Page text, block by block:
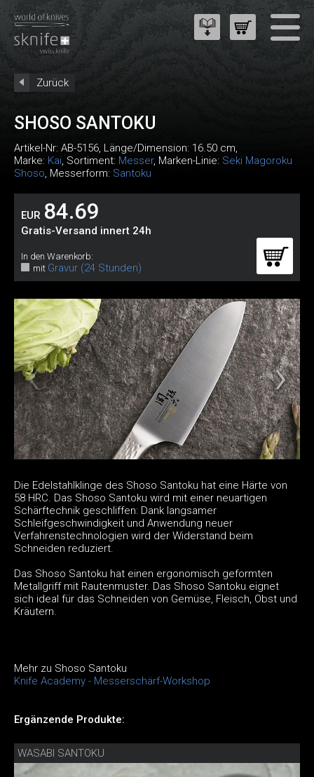
Zurück
SHOSO SANTOKU
Artikel-Nr: AB-5156, Länge/Dimension: 16.50 cm,
Marke: Kai, Sortiment: Messer, Marken-Linie: Seki Magoroku
Shoso, Messerform: Santoku
EUR 84.69
Gratis-Versand innert 24h
In den Warenkorb:
mit Gravur (24 Stunden)
Die Edelstahlklinge des Shoso Santoku hat eine Härte von
58 HRC. Das Shoso Santoku wird mit einer neuartigen
Schärftechnik geschliffen: Dank langsamer
Schleifgeschwindigkeit und Anwendung neuer
Verfahrenstechnologien wird der Widerstand beim
Schneiden reduziert.
Das Shoso Santoku hat einen ergonomisch geformten
Metallgriff mit Rautenmuster. Das Shoso Santoku eignet
sich ideal für das Schneiden von Gemüse, Fleisch, Obst und
Kräutern.
Mehr zu Shoso Santoku
Knife Academy - Messerschärf-Workshop
Ergänzende Produkte:
WASABI SANTOKU